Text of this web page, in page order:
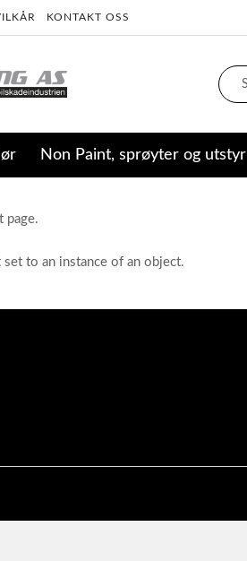
KONTAKT OSS
Non Paint, sprøyter og utstyr
page.
to an instance of an object.